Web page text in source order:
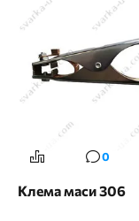
0
Клема маси 306